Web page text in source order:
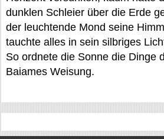
dunklen Schleier über die Erde
der leuchtende Mond seine
tauchte alles in sein silbriges
So ordnete die Sonne die Dinge
Baiames Weisung.